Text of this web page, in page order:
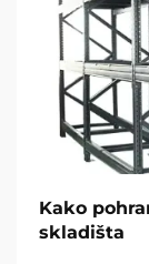
Kako
skladišta